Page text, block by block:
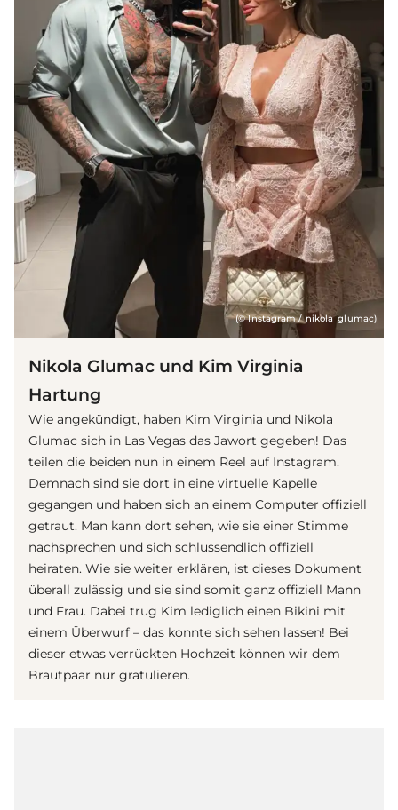
(© Instagram / nikola_glumac)
Nikola Glumac und Kim Virginia
Hartung
Wie angekündigt, haben Kim Virginia und Nikola
Glumac sich in Las Vegas das Jawort gegeben! Das
teilen die beiden nun in einem Reel auf Instagram.
Demnach sind sie dort in eine virtuelle Kapelle
gegangen und haben sich an einem Computer offiziell
getraut. Man kann dort sehen, wie sie einer Stimme
nachsprechen und sich schlussendlich offiziell
heiraten. Wie sie weiter erklären, ist dieses Dokument
überall zulässig und sie sind somit ganz offiziell Mann
und Frau. Dabei trug Kim lediglich einen Bikini mit
einem Überwurf – das konnte sich sehen lassen! Bei
dieser etwas verrückten Hochzeit können wir dem
Brautpaar nur gratulieren.